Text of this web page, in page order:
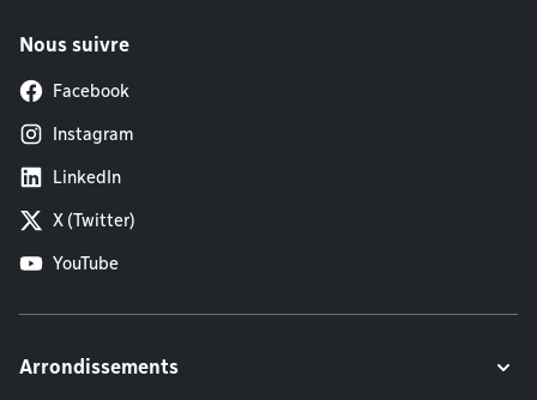
Nous suivre
Facebook
Instagram
LinkedIn
X (Twitter)
YouTube
Arrondissements